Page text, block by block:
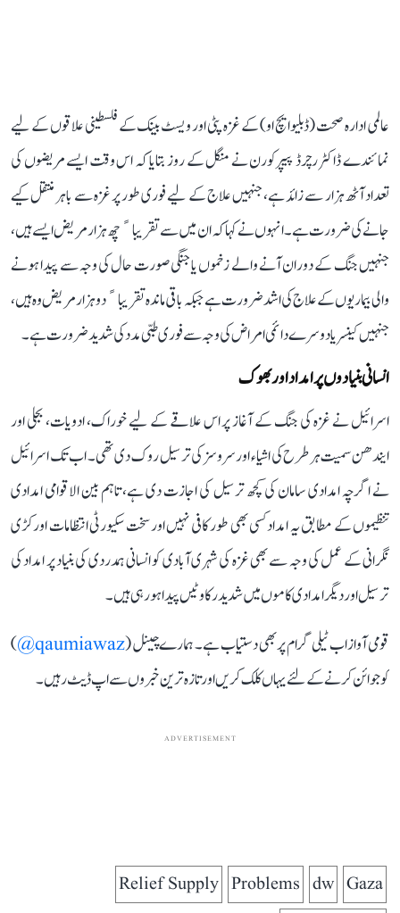
عالمی ادارہ صحت (ڈبلیو ایچ او) کے غزہ پٹی اور ویسٹ بینک کے فلسطینی علاقوں کے لیے
نمائندے ڈاکٹر رچرڈ پیپرکورن نے منگل کے روز بتایا کہ اس وقت ایسے مریضوں کی
تعداد آٹھ ہزار سے زائد ہے، جنہیں علاج کے لیے فوری طور پر غزہ سے باہر منتقل کیے
جانے کی ضرورت ہے۔ انہوں نے کہا کہ ان میں سے تقریباﹰ چھ ہزار مریض ایسے ہیں،
جنہیں جنگ کے دوران آنے والے زخموں یا جنگی صورت حال کی وجہ سے پیدا ہونے
والی بیماریوں کے علاج کی اشد ضرورت ہے جبکہ باقی ماندہ تقریباﹰ دو ہزار مریض وہ ہیں،
جنہیں کینسر یا دوسرے دائمی امراض کی وجہ سے فوری طبی مدد کی شدید ضرورت ہے۔
انسانی بنیادوں پر امداد اور بھوک
اسرائیل نے غزہ کی جنگ کے آغاز پر اس علاقے کے لیے خوراک، ادویات، بجلی اور
ایندھن سمیت ہر طرح کی اشیاء اور سروسز کی ترسیل روک دی تھی۔ اب تک اسرائیل
نے اگرچہ امدادی سامان کی کچھ ترسیل کی اجازت دی ہے، تاہم بین الاقوامی امدادی
تنظیموں کے مطابق یہ امداد کسی بھی طور کافی نہیں اور سخت سکیورٹی انتظامات اور کڑی
نگرانی کے عمل کی وجہ سے بھی غزہ کی شہری آبادی کو انسانی ہمدردی کی بنیاد پر امداد کی
ترسیل اور دیگر امدادی کاموں میں شدید رکاوٹیں پیدا ہو رہی ہیں۔
قومی آواز اب ٹیلی گرام پر بھی دستیاب ہے۔ ہمارے چینل (qaumiawaz@
)
کو جوائن کرنے کے لئے یہاں کلک کریں اور تازہ ترین خبروں سے اپ ڈیٹ رہیں۔
ADVERTISEMENT
Gaza
dw
Problems
Relief Supply